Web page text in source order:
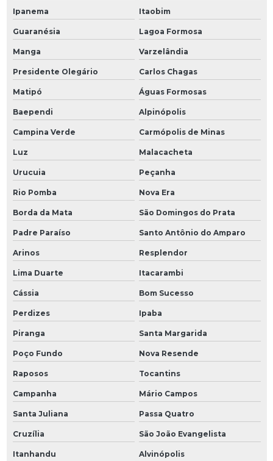
Ipanema Itaobim
Guaranésia Lagoa Formosa
Manga Varzelândia
Presidente Olegário Carlos Chagas
Matipó Águas Formosas
Baependi Alpinópolis
Campina Verde Carmópolis de Minas
Luz Malacacheta
Urucuia Peçanha
Rio Pomba Nova Era
Borda da Mata São Domingos do Prata
Padre Paraíso Santo Antônio do Amparo
Arinos Resplendor
Lima Duarte Itacarambi
Cássia Bom Sucesso
Perdizes Ipaba
Piranga Santa Margarida
Poço Fundo Nova Resende
Raposos Tocantins
Campanha Mário Campos
Santa Juliana Passa Quatro
Cruzília São João Evangelista
Itanhandu Alvinópolis